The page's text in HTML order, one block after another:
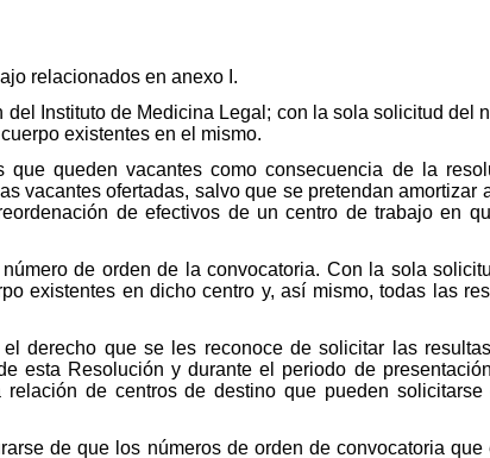
relacionados en anexo I.
Instituto de Medicina Legal; con la sola solicitud del
existentes en el mismo.
queden vacantes como consecuencia de la
vacantes ofertadas, salvo que se pretendan amortizar
de efectivos de un centro de trabajo en
de orden de la convocatoria. Con la sola
existentes en dicho centro y, así mismo, todas las
derecho que se les reconoce de solicitar las
esta Resolución y durante el periodo de
de centros de destino que pueden solicitarse
de que los números de orden de convocatoria que